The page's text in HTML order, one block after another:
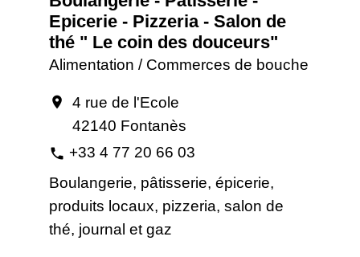
Epicerie - Pizzeria - Salon de
thé " Le coin des douceurs"
Alimentation / Commerces de bouche
location_on
4 rue de l'Ecole
42140 Fontanès
phone +33 4 77 20 66 03
Boulangerie, pâtisserie, épicerie,
produits locaux, pizzeria, salon de
thé, journal et gaz